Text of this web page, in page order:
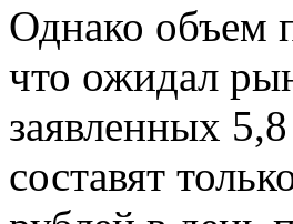
Однако объем
что ожидал
заявленных
составят